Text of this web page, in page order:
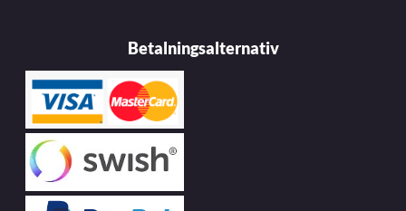
Betalningsalternativ